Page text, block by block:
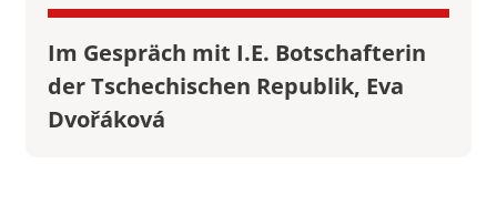
Im Gespräch mit I.E. Botschafterin
der Tschechischen Republik, Eva
Dvořáková